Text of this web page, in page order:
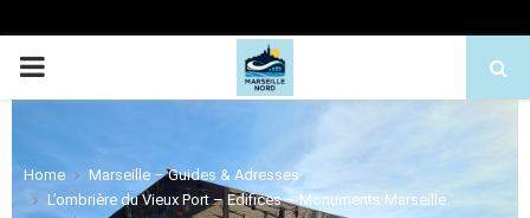
PRIMARY
Home
Marseille – Guides & Adresses
L’ombrière du Vieux Port – Edifices – Monuments Marseille